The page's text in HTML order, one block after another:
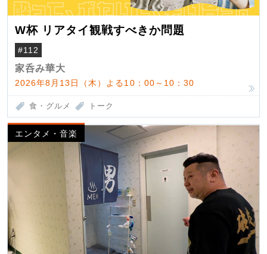
W杯 リアタイ観戦すべきか問題
#112
家呑み華大
2026年8月13日（木）よる10：00～10：30
食・グルメ トーク
エンタメ・音楽